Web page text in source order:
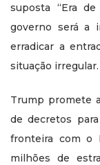
suposta “Era
governo será a
erradicar a
situação irregular.
Trump promete
de decretos
fronteira com o
milhões de